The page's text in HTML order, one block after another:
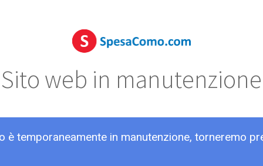
Sito web in manutenzione
è temporaneamente in manutenzione, torneremo